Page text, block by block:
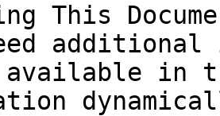
This
in